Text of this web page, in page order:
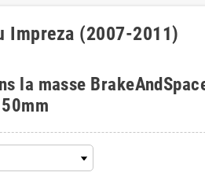
Impreza (2007-2011)
la masse